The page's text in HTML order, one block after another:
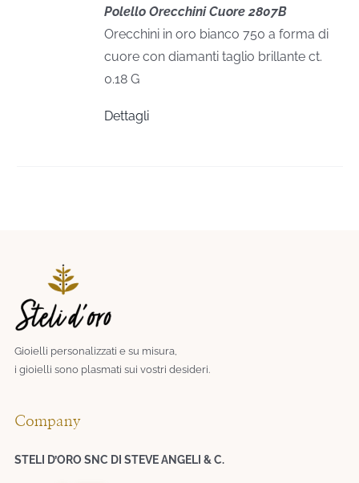
Polello Orecchini Cuore 2807B
Orecchini in oro bianco 750 a forma di
cuore con diamanti taglio brillante ct.
0.18 G
Dettagli
Gioielli personalizzati e su misura,
i gioielli sono plasmati sui vostri desideri.​
Company
STELI D’ORO SNC DI STEVE ANGELI & C.